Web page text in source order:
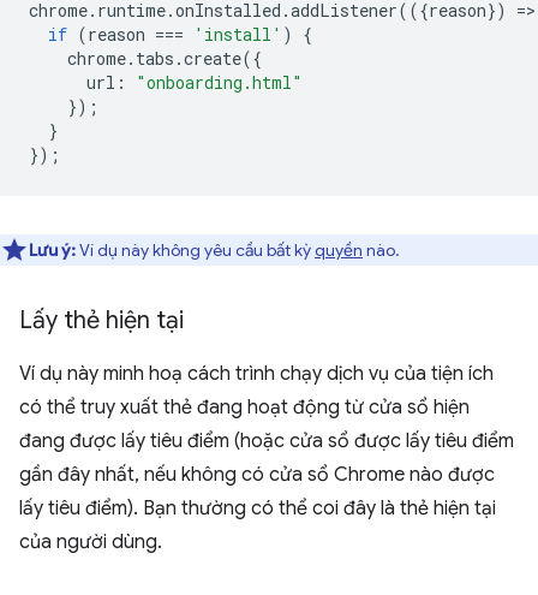
chrome. runtime.onInstalled .addListener(({reason}) =>
if (reason === 'install' )
{
chrome. tabs .create({
url :
"onboarding.html"
});
}
});
Lưu ý:Ví dụ này không yêu cầu bất kỳquyền nào.
Lấy thẻ hiện tại
Ví dụ này minh hoạ cách trình chạy dịch vụ của tiện ích
có thể truy xuất thẻ đang hoạt động từ cửa sổ hiện
đang được lấy tiêu điểm (hoặc cửa sổ được lấy tiêu điểm
gần đây nhất, nếu không có cửa sổ Chrome nào được
lấy tiêu điểm). Bạn thường có thể coi đây là thẻ hiện tại
của người dùng.